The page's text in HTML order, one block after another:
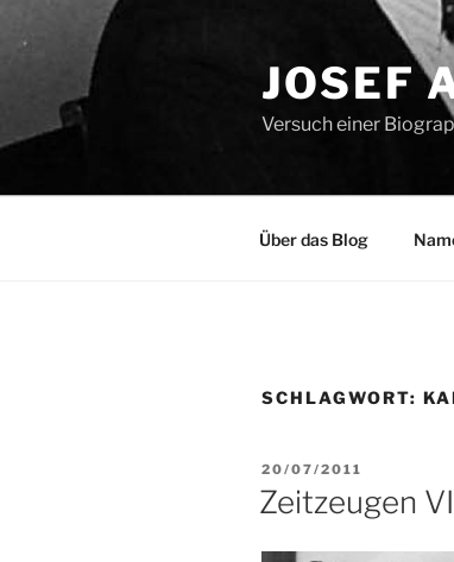
Inhalt
JOSEF
Versuch einer
Über das Blog
SCHLAGWORT:
VERÖFFENTLICHT
AM
20/07/2011
Zeitzeugen VI